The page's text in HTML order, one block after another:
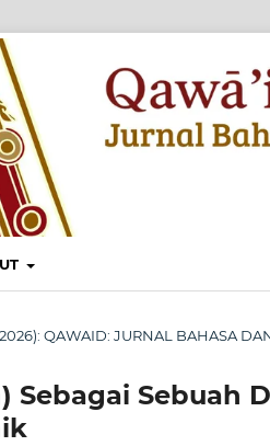
QAWAID: JURNAL BAHASA
Sebagai Sebuah